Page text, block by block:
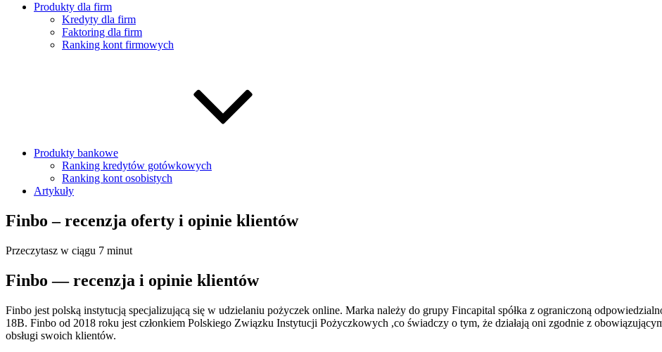
Produkty dla firm
Kredyty dla firm
Faktoring dla firm
Ranking kont firmowych
Produkty bankowe
Ranking kredytów gotówkowych
Ranking kont osobistych
Artykuły
Finbo – recenzja oferty i opinie klientów
Przeczytasz w ciągu 7 minut
Finbo — recenzja i opinie klientów
Finbo jest polską instytucją specjalizującą się w udzielaniu pożyczek online. Marka należy do grupy Fincapital spółka z ograniczoną
18B. Finbo od 2018 roku jest członkiem Polskiego Związku Instytucji Pożyczkowych ,co świadczy o tym, że działają oni zgodnie z
obsługi swoich klientów.